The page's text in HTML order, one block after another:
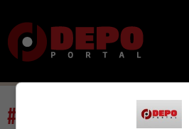
#tag: masove grobnice